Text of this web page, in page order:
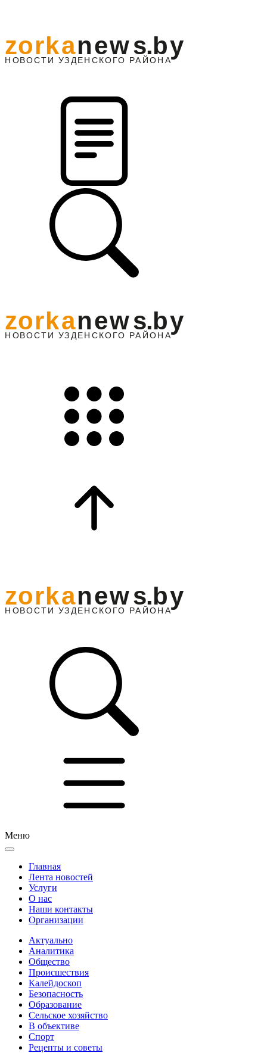
НО ВОСТИ УЗДЕНС КО ГО РАЙОНА
zorkanews.by
Меню
Главная
Лента новостей
Услуги
О нас
Наши контакты
Организации
Актуально
Аналитика
Общество
Происшествия
Калейдоскоп
Безопасность
Образование
Сельское хозяйство
В объективе
Спорт
Рецепты и советы